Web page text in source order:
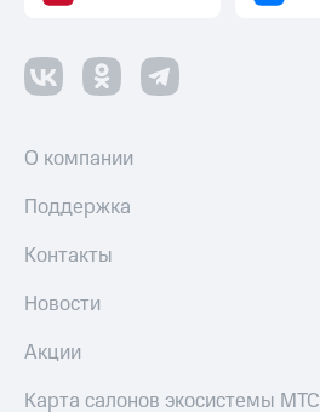
О компании
Поддержка
Контакты
Новости
Акции
Карта салонов экосистемы МТС